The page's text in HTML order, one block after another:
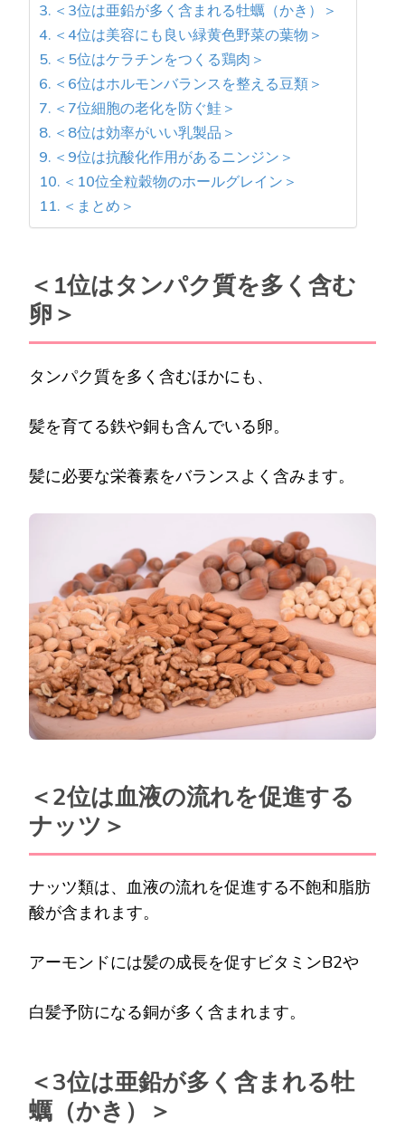
＜3位は亜鉛が多く含まれる牡蠣（かき）＞
＜4位は美容にも良い緑黄色野菜の葉物＞
＜5位はケラチンをつくる鶏肉＞
＜6位はホルモンバランスを整える豆類＞
＜7位細胞の老化を防ぐ鮭＞
＜8位は効率がいい乳製品＞
＜9位は抗酸化作用があるニンジン＞
＜10位全粒穀物のホールグレイン＞
＜まとめ＞
＜1位はタンパク質を多く含む
卵＞
タンパク質を多く含むほかにも、
髪を育てる鉄や銅も含んでいる卵。
髪に必要な栄養素をバランスよく含みます。
＜2位は血液の流れを促進する
ナッツ＞
ナッツ類は、血液の流れを促進する不飽和脂肪
酸が含まれます。
アーモンドには髪の成長を促すビタミンB2や
白髪予防になる銅が多く含まれます。
＜3位は亜鉛が多く含まれる牡
蠣（かき）＞